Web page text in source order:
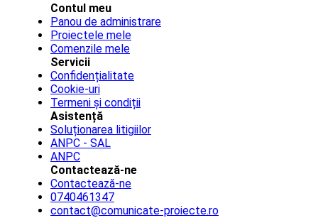
Contul meu
Panou de administrare
Proiectele mele
Comenzile mele
Servicii
Confidențialitate
Cookie-uri
Termeni și condiții
Asistență
Soluționarea litigiilor
ANPC - SAL
ANPC
Contactează-ne
Contactează-ne
0740461347
contact@comunicate-proiecte.ro